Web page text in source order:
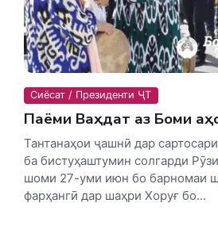
Сиёсат / Президенти ҶТ
Паёми Ваҳдат аз Боми
Тантанаҳои ҷашнӣ дар
ба бистуҳаштумин солгарди
шоми 27-уми июн бо барномаи
фарҳангӣ дар шаҳри Хоруғ бо...